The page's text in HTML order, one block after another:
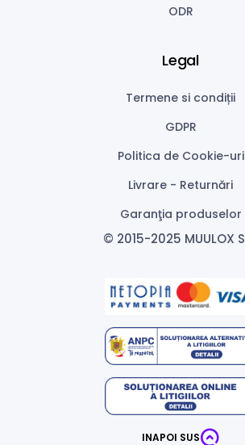
ODR
Legal
Termene si condiții
GDPR
Politica de Cookie-uri
Livrare - Returnări
Garanţia produselor
© 2015-2025 MUULOX
INAPOI SUS